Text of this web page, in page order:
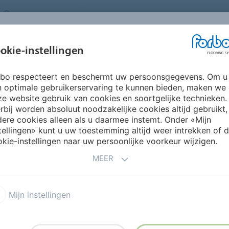
NETHERLANDS
SEGMENTEN
INSPIRATIE &
REFERENTIES
DUURZAAMHEID
architecten
inspiratie voor een nieuwe vloer? Van concept
jouw interieurproject praktische tools, tips en
instellingen
respecteert en beschermt uw persoonsgegevens. Om u
optimale gebruikerservaring te kunnen bieden, maken we
website gebruik van cookies en soortgelijke technieken.
worden absoluut noodzakelijke cookies altijd gebruikt,
cookies alleen als u daarmee instemt. Onder «Mijn
kunt u uw toestemming altijd weer intrekken of
instellingen naar uw persoonlijke voorkeur wijzigen.
MEER
Mijn instellingen